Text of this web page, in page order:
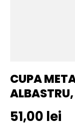
CUPA
Pret initial
51,00 lei